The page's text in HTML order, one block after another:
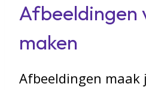
Afbeeldingen
maken
Afbeeldingen maak